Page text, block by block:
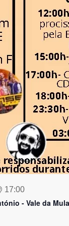
17:00
- Vale da Mula